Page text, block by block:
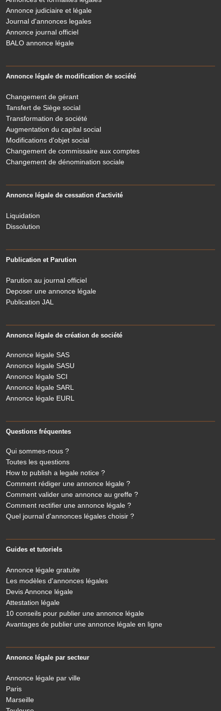
Annonce judiciaire et légale
Journal d'annonces legales
Annonce journal officiel
BALO annonce légale
Annonce légale de modification de société
Changement de gérant
Tansfert de Siège social
Transformation de société
Augmentation du capital social
Modifications d'objet social
Changement de commissaire aux comptes
Changement de dénomination sociale
Annonce légale de cessation d'activité
Liquidation
Dissolution
Publication et Parution
Parution au journal officiel
Deposer une annonce légale
Publication JAL
Annonce légale de création de société
Annonce légale SAS
Annonce légale SASU
Annonce légale SCI
Annonce légale SARL
Annonce légale EURL
Questions fréquentes
Qui sommes-nous ?
Toutes les questions
How to publish a legale notice ?
Comment rédiger une annonce légale ?
Comment valider une annonce au greffe ?
Comment rectifier une annonce légale ?
Quel journal d'annonces légales choisir ?
Guides et tutoriels
Annonce légale gratuite
Les modèles d'annonces légales
Devis Annonce légale
Attestation légale
10 conseils pour publier une annonce légale
Avantages de publier une annonce légale en ligne
Annonce légale par secteur
Annonce légale par ville
Paris
Marseille